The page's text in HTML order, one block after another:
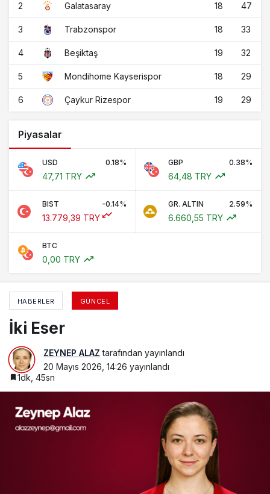
2 Galatasaray 18 47
3 Trabzonspor 18 33
4 Beşiktaş 19 32
5 Mondihome Kayserispor 18 29
6 Çaykur Rizespor 19 29
Piyasalar
USD 0.18%
47,71 TRY
GBP 0.38%
64,48 TRY
BIST -0.14%
13.779,39 TRY
GR. ALTIN 2.59%
6.660,55 TRY
BTC
0,00 TRY
HABERLER GÜNCEL
İki Eser
ZEYNEP ALAZ tarafından yayınlandı
20 Mayıs 2026, 14:26 yayınlandı
1dk, 45sn